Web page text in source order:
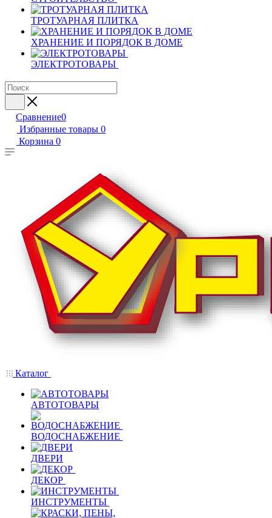
ТРОТУАРНАЯ ПЛИТКА
ХРАНЕНИЕ И ПОРЯДОК В ДОМЕ
ЭЛЕКТРОТОВАРЫ
Сравнение0
Избранные товары 0
Корзина 0
Каталог
АВТОТОВАРЫ
ВОДОСНАБЖЕНИЕ
ДВЕРИ
ДЕКОР
ИНСТРУМЕНТЫ